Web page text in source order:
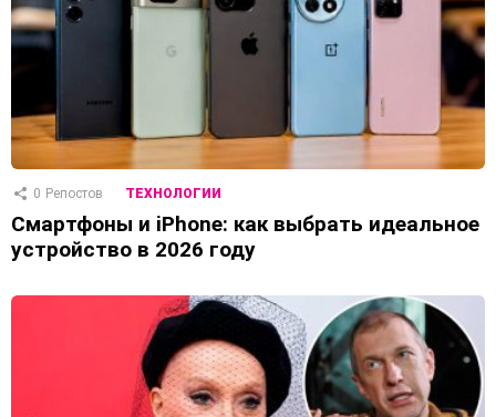
0 Репостов ТЕХНОЛОГИИ
Смартфоны и iPhone: как выбрать идеальное
устройство в 2026 году